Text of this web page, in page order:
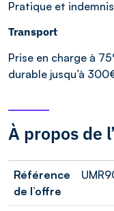
Pratique et
Transport
Prise en charge à
durable jusqu’à
À propos de
Référence
de l’offre